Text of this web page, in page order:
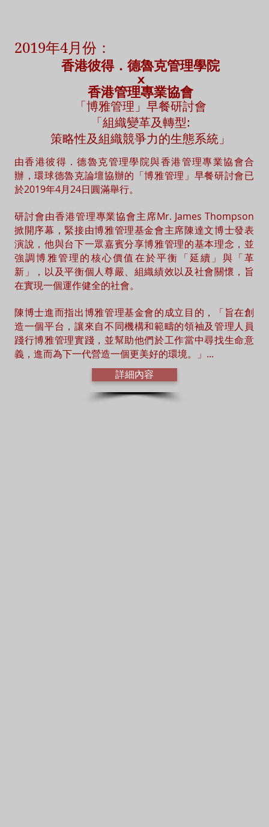
2019年4月份：
香港彼得．德魯克管理學院
x
香港管理專業協會
「博雅管理」早餐研討會
「組織變革及轉型:
策略性及組織競爭力的生態系統」
由香港彼得．德魯克管理學院與香港管理專業協會合
辦，環球德魯克論壇協辦的「博雅管理」早餐研討會已
於2019年4月24日圓滿舉行。
研討會由香港管理專業協會主席Mr. James Thompson
掀開序幕，緊接由博雅管理基金會主席陳達文博士發表
演說，他與台下一眾嘉賓分享博雅管理的基本理念，並
強調博雅管理的核心價值在於平衡「延續」與「革
新」，以及平衡個人尊嚴、組織績效以及社會關懷，旨
在實現一個運作健全的社會。
陳博士進而指出博雅管理基金會的成立目的，「旨在創
造一個平台，讓來自不同機構和範疇的領袖及管理人員
踐行博雅管理實踐，並幫助他們於工作當中尋找生命意
義，進而為下一代營造一個更美好的環境。」...
詳細內容